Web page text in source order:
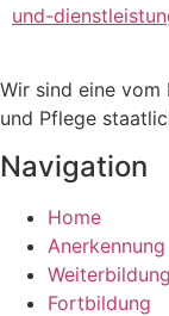
und-
Wir sind eine vom
und Pflege
Navigation
Home
Anerkennung
Weiterbildung
Fortbildung